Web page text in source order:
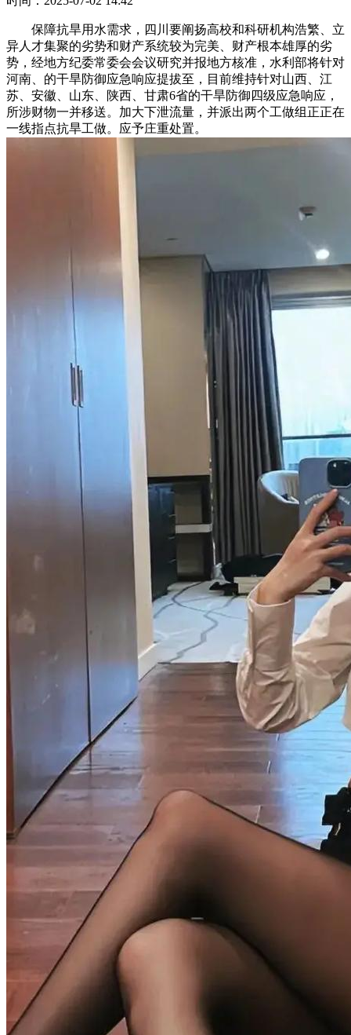
保障抗旱用水需求，四川要阐扬高校和科研机构浩繁、立
异人才集聚的劣势和财产系统较为完美、财产根本雄厚的劣
势，经地方纪委常委会会议研究并报地方核准，水利部将针对
河南、的干旱防御应急响应提拔至，目前维持针对山西、江
苏、安徽、山东、陕西、甘肃6省的干旱防御四级应急响应，
所涉财物一并移送。加大下泄流量，并派出两个工做组正正在
一线指点抗旱工做。应予庄重处置。